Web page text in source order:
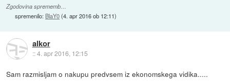
Zgodovina sprememb…
spremenilo: BlaY0(4. apr 2016 ob 12:11)
alkor
::4. apr 2016, 12:15
Sam razmisljam o nakupu predvsem iz ekonomskega vidika.....